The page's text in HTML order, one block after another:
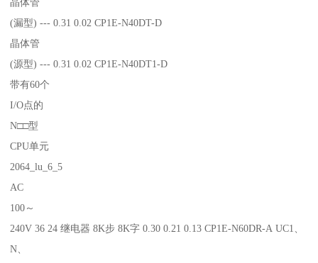
晶体管
(漏型) --- 0.31 0.02 CP1E-N40DT-D
晶体管
(源型) --- 0.31 0.02 CP1E-N40DT1-D
带有60个
I/O点的
N□□型
CPU单元
2064_lu_6_5
AC
100～
240V 36 24 继电器 8K步 8K字 0.30 0.21 0.13 CP1E-N60DR-A UC1、
N、